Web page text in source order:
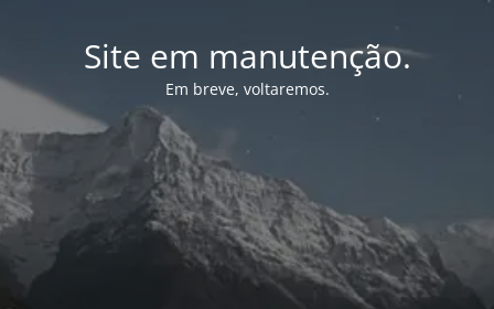
Site em manutenção.
Em breve, voltaremos.